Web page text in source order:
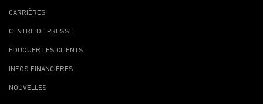
CARRIÈRES
CENTRE DE PRESSE
ÉDUQUER LES CLIENTS
INFOS FINANCIÈRES
NOUVELLES